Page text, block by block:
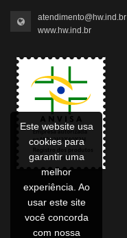
atendimento@hw.ind.br
www.hw.ind.br
Este website usa
cookies para
garantir uma
melhor
experiência. Ao
usar este site
você concorda
com nossa